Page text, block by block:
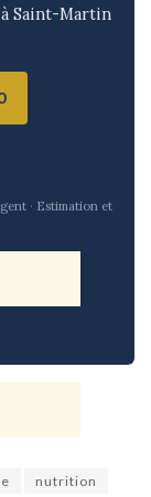
Saint-Martin
· Estimation et
nutrition